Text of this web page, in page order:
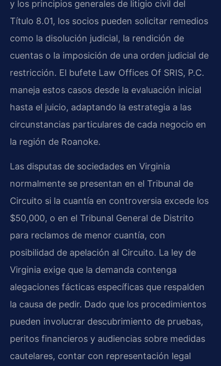
y los principios generales de litigio civil del
Título 8.01, los socios pueden solicitar remedios
como la disolución judicial, la rendición de
cuentas o la imposición de una orden judicial de
restricción. El bufete Law Offices Of SRIS, P.C.
maneja estos casos desde la evaluación inicial
hasta el juicio, adaptando la estrategia a las
circunstancias particulares de cada negocio en
la región de Roanoke.
Las disputas de sociedades en Virginia
normalmente se presentan en el Tribunal de
Circuito si la cuantía en controversia excede los
$50,000, o en el Tribunal General de Distrito
para reclamos de menor cuantía, con
posibilidad de apelación al Circuito. La ley de
Virginia exige que la demanda contenga
alegaciones fácticas específicas que respalden
la causa de pedir. Dado que los procedimientos
pueden involucrar descubrimiento de pruebas,
peritos financieros y audiencias sobre medidas
cautelares, contar con representación legal